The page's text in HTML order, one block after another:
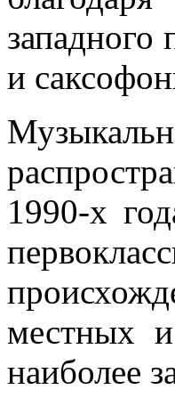
западного
и
1990-х
местных и
наиболее